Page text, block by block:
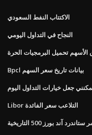
الاكتتاب النفط السعودي
النجاح في التداول اليومي
الأسهم تحميل البرمجيات الحرة
Bpcl بيانات تاريخ سعر السهم
جعل خيارات التداول اليوم
Libor التلاعب سعر الفائدة
آند بورز 500 التاريخية